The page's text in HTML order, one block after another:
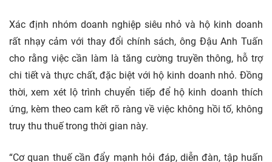
Xác định nhóm doanh nghiệp siêu nhỏ và hộ kinh doanh
rất nhạy cảm với thay đổi chính sách, ông Đậu Anh Tuấn
cho rằng việc cần làm là tăng cường truyền thông, hỗ trợ
chi tiết và thực chất, đặc biệt với hộ kinh doanh nhỏ. Đồng
thời, xem xét lộ trình chuyển tiếp để hộ kinh doanh thích
ứng, kèm theo cam kết rõ ràng về việc không hồi tố, không
truy thu thuế trong thời gian này.
“Cơ quan thuế cần đẩy mạnh hỏi đáp, diễn đàn, tập huấn